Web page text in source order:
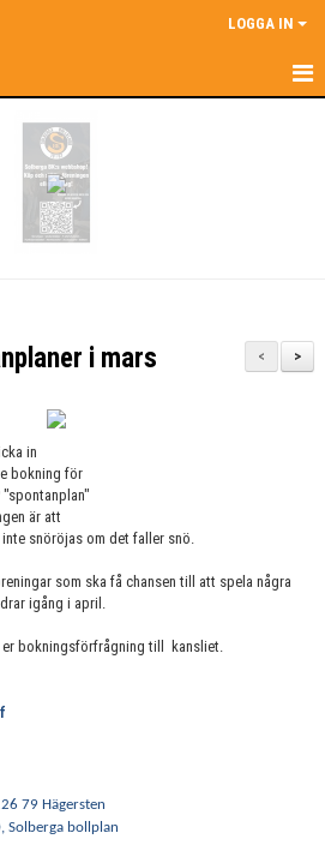
LOGGA IN
>
<
i mars
in
bokning för
är att
snöröjas om det faller snö.
som ska få chansen till att spela några
igång i april.
bokningsförfrågning till kansliet.
79 Hägersten
Solberga bollplan